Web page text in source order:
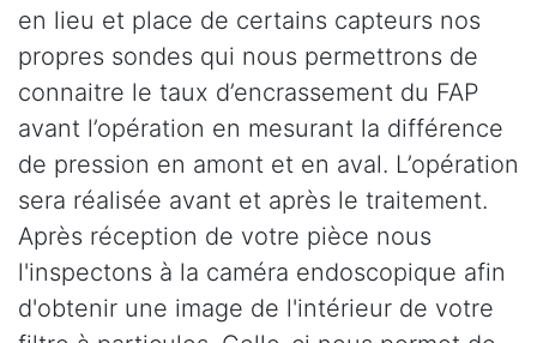
en lieu et place de certains capteurs nos
propres sondes qui nous permettrons de
connaitre le taux d’encrassement du FAP
avant l’opération en mesurant la différence
de pression en amont et en aval. L’opération
sera réalisée avant et après le traitement.
Après réception de votre pièce nous
l'inspectons à la caméra endoscopique afin
d'obtenir une image de l'intérieur de votre